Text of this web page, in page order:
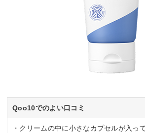
Qoo10でのよい口コミ
・クリームの中に小さなカプセルが入っ